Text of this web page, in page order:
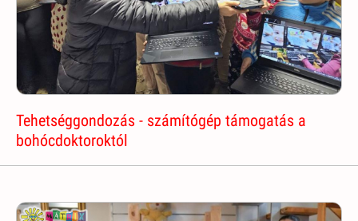
Tehetséggondozás - számítógép támogatás a
bohócdoktoroktól